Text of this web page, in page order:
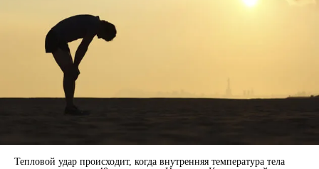
Тепловой удар происходит, когда внутренняя температура тела